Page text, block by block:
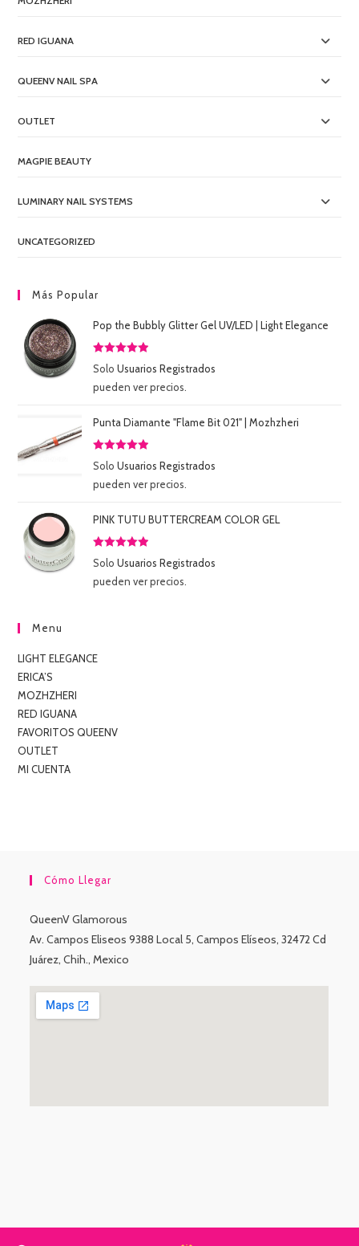
RED IGUANA
QUEENV NAIL SPA
OUTLET
MAGPIE BEAUTY
LUMINARY NAIL SYSTEMS
UNCATEGORIZED
Más Popular
Pop the Bubbly Glitter Gel UV/LED | Light Elegance
Valorado
5.00
5
SoloUsuarios Registrados
pueden ver precios.
Punta Diamante "Flame Bit 021" | Mozhzheri
Valorado
5.00
5
SoloUsuarios Registrados
pueden ver precios.
PINK TUTU BUTTERCREAM COLOR GEL
Valorado
5.00
5
SoloUsuarios Registrados
pueden ver precios.
Menu
LIGHT ELEGANCE
ERICA’S
MOZHZHERI
RED IGUANA
FAVORITOS QUEENV
OUTLET
MI CUENTA
Cómo Llegar
QueenV Glamorous
Av. Campos Eliseos 9388 Local 5, Campos Elíseos, 32472 Cd
Juárez, Chih., Mexico